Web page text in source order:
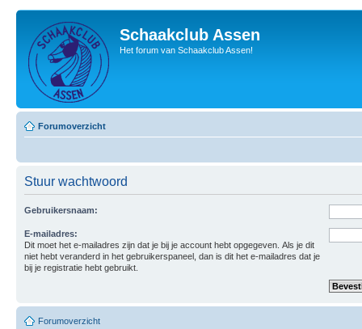
Schaakclub Assen
Het forum van Schaakclub Assen!
Forumoverzicht
Stuur wachtwoord
Gebruikersnaam:
E-mailadres:
Dit moet het e-mailadres zijn dat je bij je account hebt opgegeven. Als je dit
niet hebt veranderd in het gebruikerspaneel, dan is dit het e-mailadres dat je
bij je registratie hebt gebruikt.
Forumoverzicht